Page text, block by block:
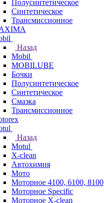
Полусинтетическое
Синтетическое
Трансмиссионное
Назад
Mobil
MOBILUBE
Бочки
Полусинтетическое
Синтетическое
Смазка
Трансмиссионное
Назад
Motul
X-clean
Автохимия
Мото
Моторное 4100, 6100, 8100
Моторное Specific
Моторное X-clean